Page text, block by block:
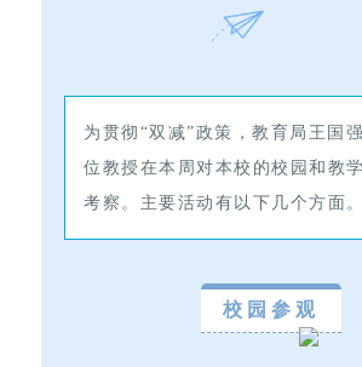
为贯彻“双减”政策，教育局王国
位教授在本周对本校的校园和教
考察。主要活动有以下几个方面。
校园参观